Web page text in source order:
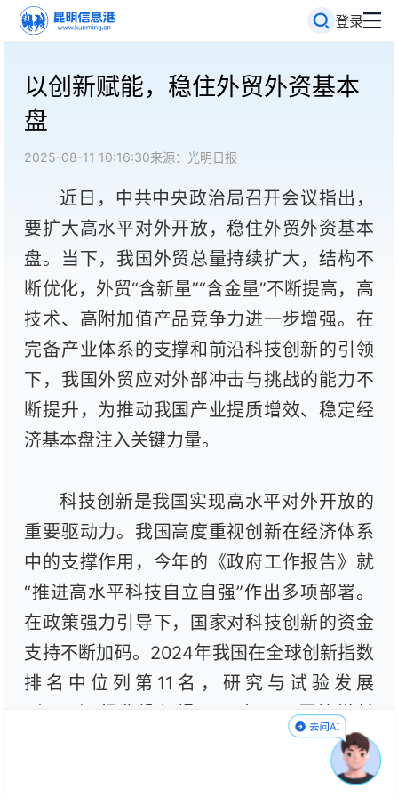
登录
以创新赋能，稳住外贸外资基本
盘
2025-08-11 10:16:30来源：光明日报
近日，中共中央政治局召开会议指出，
要扩大高水平对外开放，稳住外贸外资基本
盘。当下，我国外贸总量持续扩大，结构不
断优化，外贸“含新量”“含金量”不断提高，高
技术、高附加值产品竞争力进一步增强。在
完备产业体系的支撑和前沿科技创新的引领
下，我国外贸应对外部冲击与挑战的能力不
断提升，为推动我国产业提质增效、稳定经
济基本盘注入关键力量。
科技创新是我国实现高水平对外开放的
重要驱动力。我国高度重视创新在经济体系
中的支撑作用，今年的《政府工作报告》就
“推进高水平科技自立自强”作出多项部署。
在政策强力引导下，国家对科技创新的资金
支持不断加码。2024年我国在全球创新指数
排名中位列第11名，研究与试验发展
（R&D）经费投入超3.6万亿元，同比增长
8.3%，占国内生产总值的2.68%。研发资源
持续向集成电路、航空航天、生物医药、新